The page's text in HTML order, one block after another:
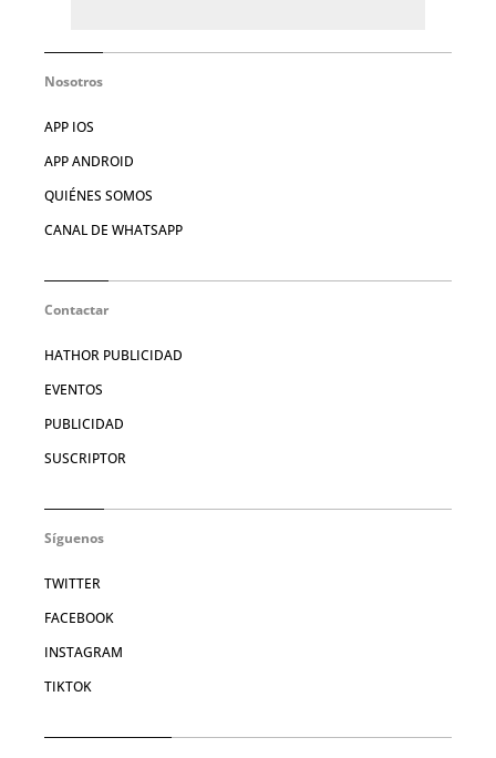
Nosotros
APP IOS
APP ANDROID
QUIÉNES SOMOS
CANAL DE WHATSAPP
Contactar
HATHOR PUBLICIDAD
EVENTOS
PUBLICIDAD
SUSCRIPTOR
Síguenos
TWITTER
FACEBOOK
INSTAGRAM
TIKTOK